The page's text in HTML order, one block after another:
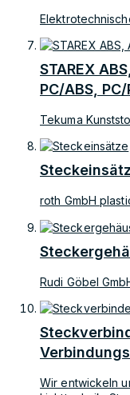
STAREX
PC/ABS, PC/
Tekuma
roth GmbH
Rudi Göbel
Wir entwickeln